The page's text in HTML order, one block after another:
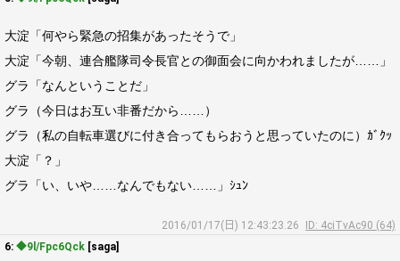
大淀「何やら緊急の招集があったそうで」
大淀「今朝、連合艦隊司令長官との御面会に向かわれましたが……」
グラ「なんということだ」
グラ（今日はお互い非番だから……）
グラ（私の自転車選びに付き合ってもらおうと思っていたのに）ｶﾞｸｯ
大淀「？」
グラ「い、いや……なんでもない……」ｼｭﾝ
2016/01/17(日) 12:43:23.26
ID: 4ciTvAc90 (64)
6: ◆9l/Fpc6Qck [saga]